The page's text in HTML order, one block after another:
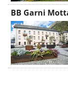
BB Garni